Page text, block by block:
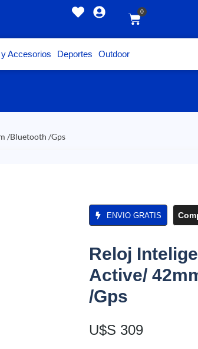
0
Accesorios Deportes Outdoor
/Bluetooth /Gps
ENVIO GRATIS
Reloj
Active/
/Gps
U$S 309